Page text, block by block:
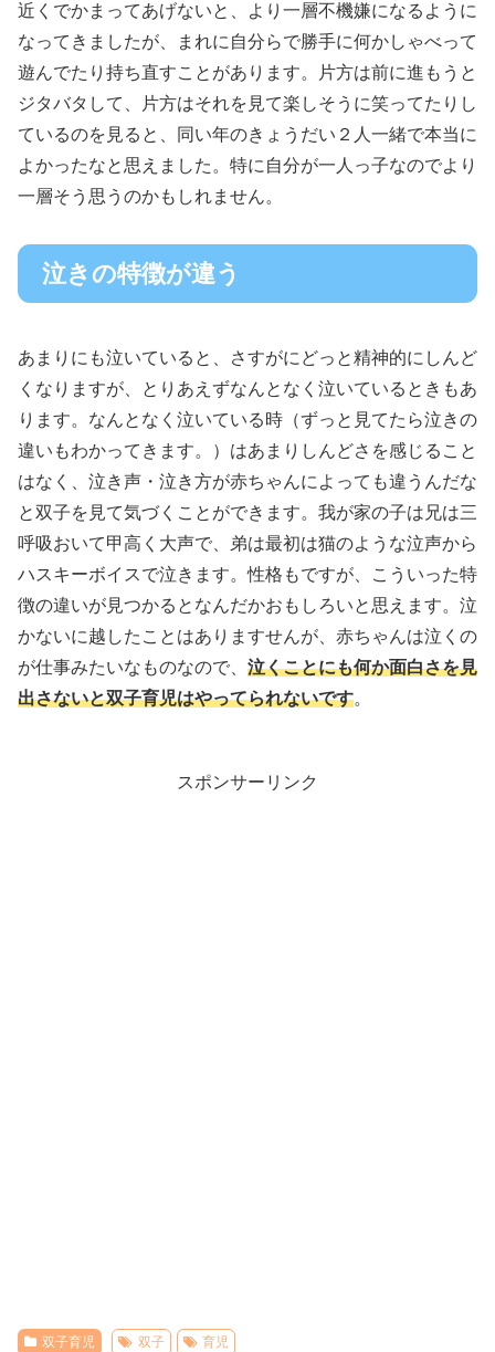
近くでかまってあげないと、より一層不機嫌になるように
なってきましたが、まれに自分らで勝手に何かしゃべって
遊んでたり持ち直すことがあります。片方は前に進もうと
ジタバタして、片方はそれを見て楽しそうに笑ってたりし
ているのを見ると、同い年のきょうだい２人一緒で本当に
よかったなと思えました。特に自分が一人っ子なのでより
一層そう思うのかもしれません。
泣きの特徴が違う
あまりにも泣いていると、さすがにどっと精神的にしんど
くなりますが、とりあえずなんとなく泣いているときもあ
ります。なんとなく泣いている時（ずっと見てたら泣きの
違いもわかってきます。）はあまりしんどさを感じること
はなく、泣き声・泣き方が赤ちゃんによっても違うんだな
と双子を見て気づくことができます。我が家の子は兄は三
呼吸おいて甲高く大声で、弟は最初は猫のような泣声から
ハスキーボイスで泣きます。性格もですが、こういった特
徴の違いが見つかるとなんだかおもしろいと思えます。泣
かないに越したことはありますせんが、赤ちゃんは泣くの
が仕事みたいなものなので、 泣くことにも何か面白さを見
出さないと双子育児はやってられないです。
スポンサーリンク
双子育児 双子 育児